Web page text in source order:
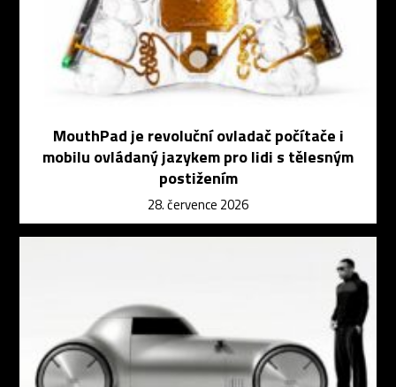
MouthPad je revoluční ovladač počítače i
mobilu ovládaný jazykem pro lidi s tělesným
postižením
28. července 2026